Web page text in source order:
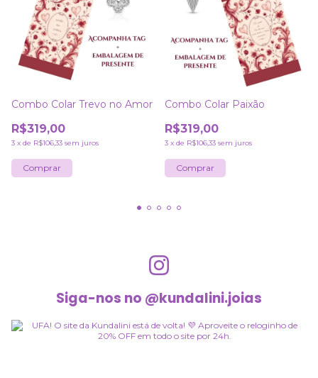
Combo Colar Trevo no Amor
R$319,00
3 x de R$106,33 sem juros
Combo Colar Paixão
R$319,00
3 x de R$106,33 sem juros
Siga-nos no @kundalini.joias